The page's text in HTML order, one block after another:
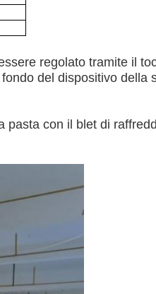
regolato tramite il
del dispositivo della
con il blet di